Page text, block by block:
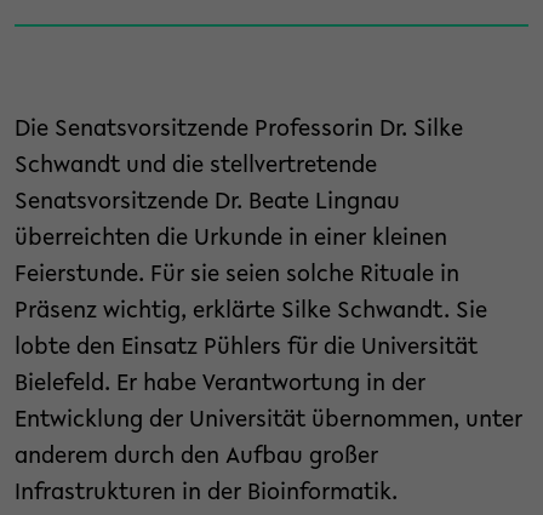
Die Senatsvorsitzende Professorin Dr. Silke
Schwandt und die stellvertretende
Senatsvorsitzende Dr. Beate Lingnau
überreichten die Urkunde in einer kleinen
Feierstunde. Für sie seien solche Rituale in
Präsenz wichtig, erklärte Silke Schwandt. Sie
lobte den Einsatz Pühlers für die Universität
Bielefeld. Er habe Verantwortung in der
Entwicklung der Universität übernommen, unter
anderem durch den Aufbau großer
Infrastrukturen in der Bioinformatik.